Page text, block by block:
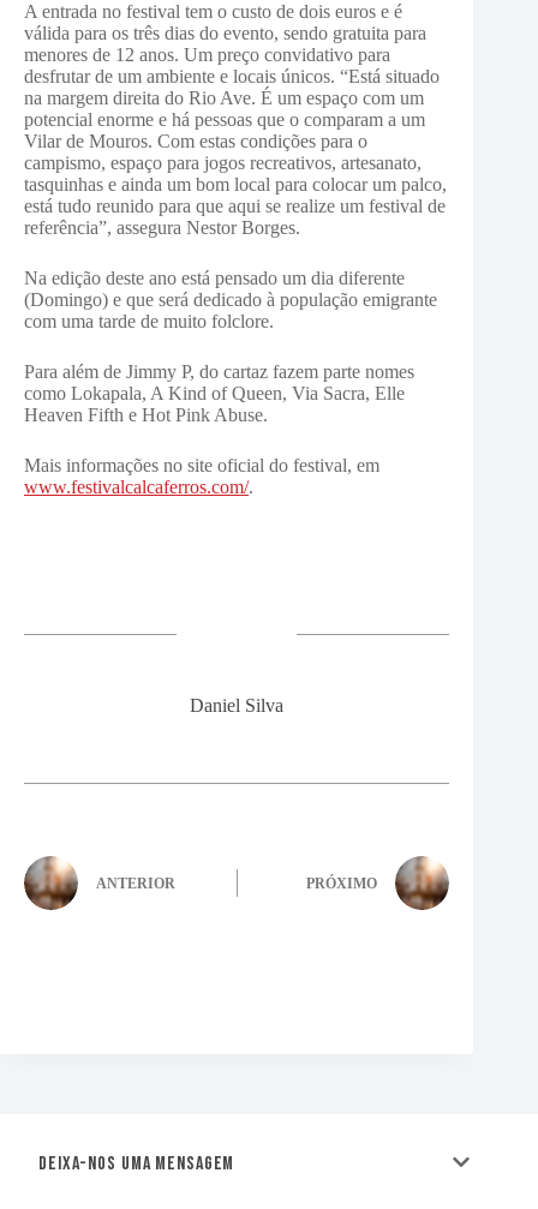
A entrada no festival tem o custo de dois euros e é
válida para os três dias do evento, sendo gratuita para
menores de 12 anos. Um preço convidativo para
desfrutar de um ambiente e locais únicos. “Está situado
na margem direita do Rio Ave. É um espaço com um
potencial enorme e há pessoas que o comparam a um
Vilar de Mouros. Com estas condições para o
campismo, espaço para jogos recreativos, artesanato,
tasquinhas e ainda um bom local para colocar um palco,
está tudo reunido para que aqui se realize um festival de
referência”, assegura Nestor Borges.
Na edição deste ano está pensado um dia diferente
(Domingo) e que será dedicado à população emigrante
com uma tarde de muito folclore.
Para além de Jimmy P, do cartaz fazem parte nomes
como Lokapala, A Kind of Queen, Via Sacra, Elle
Heaven Fifth e Hot Pink Abuse.
Mais informações no site oficial do festival, em
www.festivalcalcaferros.com/.
Daniel Silva
ANTERIOR PRÓXIMO
Deixa-nos uma mensagem